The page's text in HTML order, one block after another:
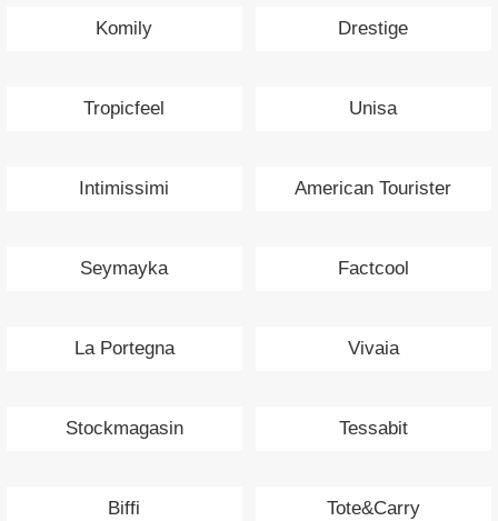
Komily Drestige
Tropicfeel Unisa
Intimissimi American Tourister
Seymayka Factcool
La Portegna Vivaia
Stockmagasin Tessabit
Biffi Tote&Carry